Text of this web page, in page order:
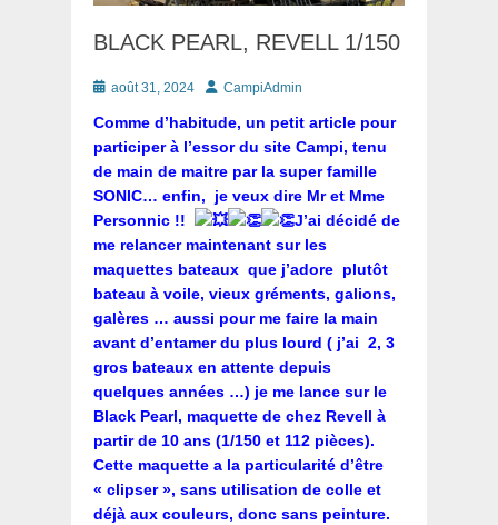
BLACK PEARL, REVELL 1/150
Postéaoût 31, 2024 AuteurCampiAdmin
Comme d’habitude, un petit article pour
participer à l’essor du site Campi, tenu
de main de maitre par la super famille
SONIC… enfin, je veux dire Mr et Mme
Personnic !!
J’ai décidé de
me relancer maintenant sur les
maquettes bateaux que j’adore plutôt
bateau à voile, vieux gréments, galions,
galères … aussi pour me faire la main
avant d’entamer du plus lourd ( j’ai 2, 3
gros bateaux en attente depuis
quelques années …) je me lance sur le
Black Pearl, maquette de chez Revell à
partir de 10 ans (1/150 et 112 pièces).
Cette maquette a la particularité d’être
« clipser », sans utilisation de colle et
déjà aux couleurs, donc sans peinture.